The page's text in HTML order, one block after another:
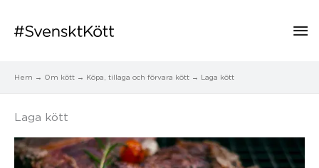
Hem Om kött Köpa, tillaga och förvara kött Laga kött
Laga kött